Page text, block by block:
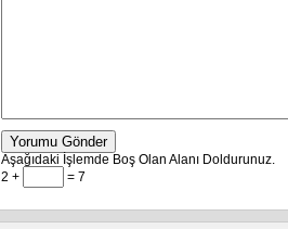
Yorumu Gönder
Aşağıdaki İşlemde Boş Olan Alanı Doldurunuz.
2 +
= 7